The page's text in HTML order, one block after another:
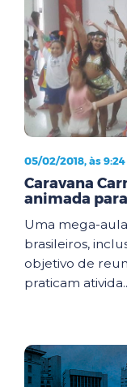
05/02/2018, às 9:24
Caravana
animada
Uma mega-
brasileiros,
objetivo de
praticam